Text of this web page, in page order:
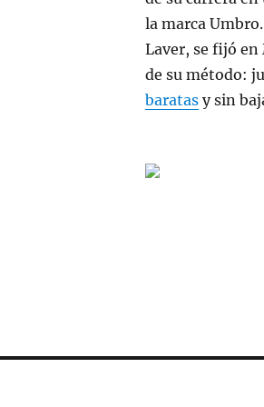
la marca
Laver, se fijó en
de su método:
baratasy sin